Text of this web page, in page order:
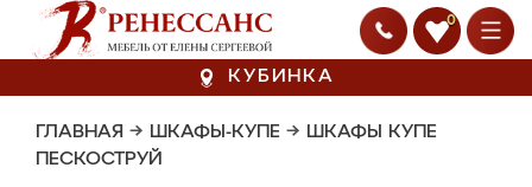
0
КУБИНКА
ГЛАВНАЯ → ШКАФЫ-КУПЕ → ШКАФЫ КУПЕ
ПЕСКОСТРУЙ